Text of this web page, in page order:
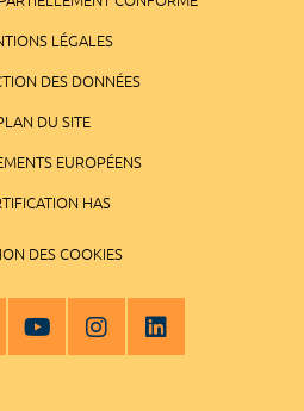
LÉGALES
DES DONNÉES
DU SITE
EUROPÉENS
HAS
DES COOKIES